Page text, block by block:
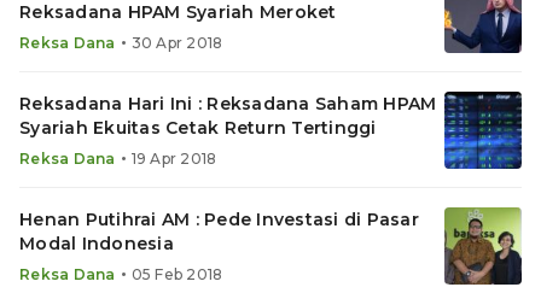
Reksadana HPAM Syariah Meroket
Reksa Dana • 30 Apr 2018
Reksadana Hari Ini : Reksadana Saham HPAM
Syariah Ekuitas Cetak Return Tertinggi
Reksa Dana • 19 Apr 2018
Henan Putihrai AM : Pede Investasi di Pasar
Modal Indonesia
Reksa Dana • 05 Feb 2018